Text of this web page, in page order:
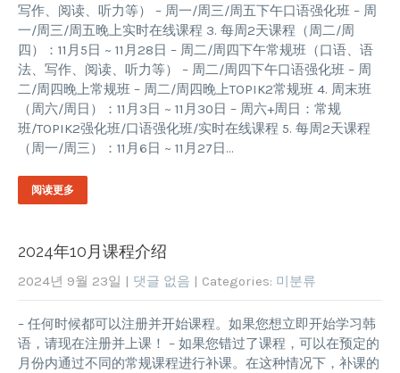
写作、阅读、听力等） – 周一/周三/周五下午口语强化班 – 周
一/周三/周五晚上实时在线课程 3. 每周2天课程（周二/周
四）：11月5日 ~ 11月28日 – 周二/周四下午常规班（口语、语
法、写作、阅读、听力等） – 周二/周四下午口语强化班 – 周
二/周四晚上常规班 – 周二/周四晚上TOPIK2常规班 4. 周末班
（周六/周日）：11月3日 ~ 11月30日 – 周六+周日：常规
班/TOPIK2强化班/口语强化班/实时在线课程 5. 每周2天课程
（周一/周三）：11月6日 ~ 11月27日…
阅读更多
2024年10月课程介绍
2024년 9월 23일 | 댓글 없음 | Categories: 미분류
– 任何时候都可以注册并开始课程。如果您想立即开始学习韩
语，请现在注册并上课！ – 如果您错过了课程，可以在预定的
月份内通过不同的常规课程进行补课。在这种情况下，补课的